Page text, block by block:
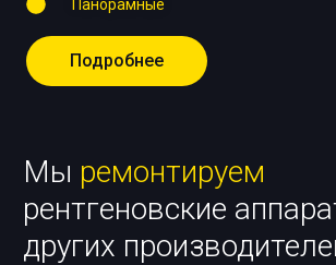
Панорамные
Подробнее
Мы ремонтируем
рентгеновские
других